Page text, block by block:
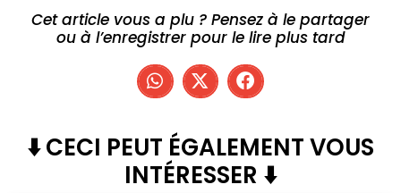
Cet article vous a plu ? Pensez à le partager
ou à l’enregistrer pour le lire plus tard
⬇️ CECI PEUT ÉGALEMENT VOUS
INTÉRESSER ⬇️